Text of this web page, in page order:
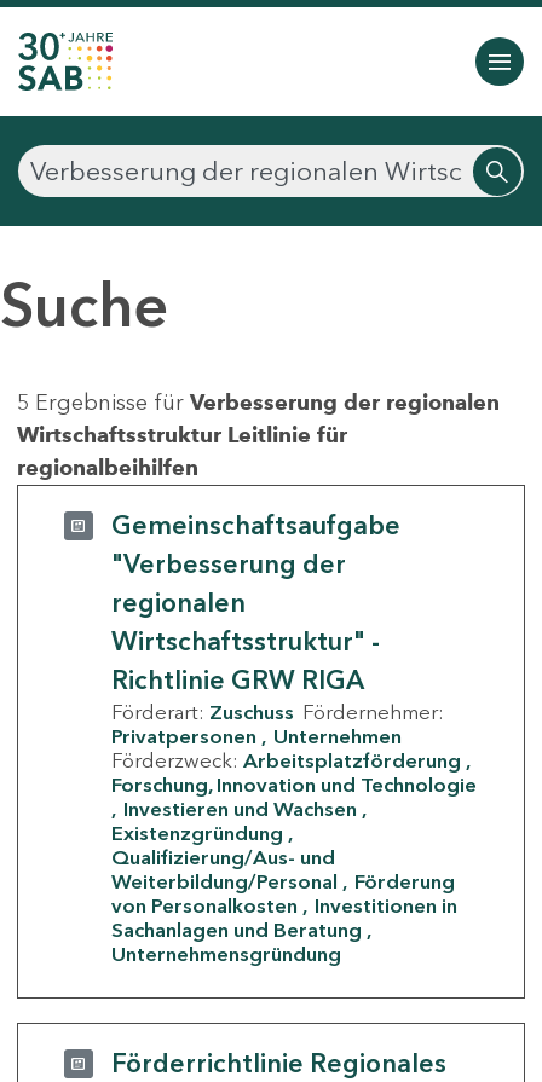
Suche
5 Ergebnisse für Verbesserung der regionalen
Wirtschaftsstruktur Leitlinie für
regionalbeihilfen
Gemeinschaftsaufgabe
"Verbesserung der
regionalen
Wirtschaftsstruktur" -
Richtlinie GRW RIGA
Förderart: Zuschuss Fördernehmer:
Privatpersonen
Unternehmen
Förderzweck: Arbeitsplatzförderung
Forschung, Innovation und Technologie
Investieren und Wachsen
Existenzgründung
Qualifizierung/Aus- und
Weiterbildung/Personal
Förderung
von Personalkosten
Investitionen in
Sachanlagen und Beratung
Unternehmensgründung
Förderrichtlinie Regionales